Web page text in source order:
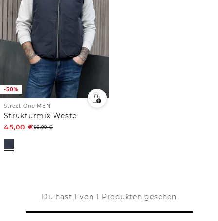
-50%
Street One MEN
Strukturmix Weste
45,00 €89,99€
Du hast 1 von 1 Produkten gesehen